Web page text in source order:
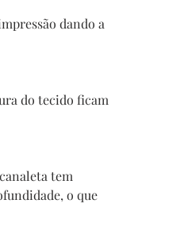
dando a
do tecido ficam
tem
o que